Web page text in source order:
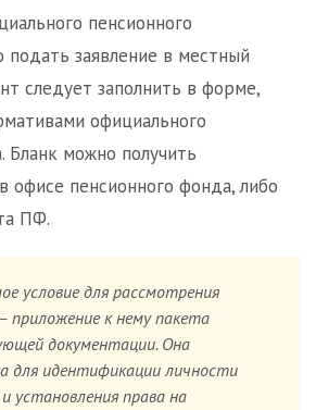
пенсионного
подать заявление в местный
следует заполнить в форме,
официального
Бланк можно получить
офисе пенсионного фонда, либо
ПФ.
условие для рассмотрения
приложение к нему пакета
документации. Она
для идентификации личности
установления права на